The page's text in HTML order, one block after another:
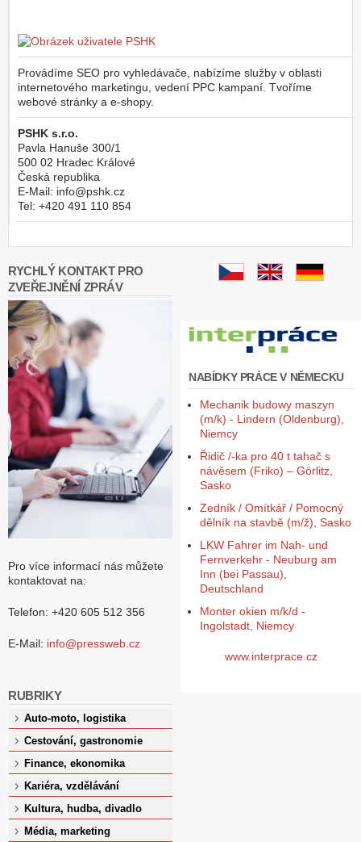
Provádíme SEO pro vyhledávače, nabízíme služby v oblasti
internetového marketingu, vedení PPC kampaní. Tvoříme
webové stránky a e-shopy.
PSHK s.r.o.
Pavla Hanuše 300/1
500 02 Hradec Králové
Česká republika
E-Mail: info@pshk.cz
Tel: +420 491 110 854
RYCHLÝ KONTAKT PRO
ZVEŘEJNĚNÍ ZPRÁV
Pro více informací nás můžete
kontaktovat na:
Telefon: +420 605 512 356
E-Mail: info@pressweb.cz
RUBRIKY
Auto-moto, logistika
Cestování, gastronomie
Finance, ekonomika
Kariéra, vzdělávání
Kultura, hudba, divadlo
Média, marketing
NABÍDKY PRÁCE V NĚMECKU
Mechanik budowy maszyn
(m/k) - Lindern (Oldenburg),
Niemcy
Řidič /-ka pro 40 t tahač s
návěsem (Friko) – Görlitz,
Sasko
Zedník / Omítkář / Pomocný
dělník na stavbě (m/ž), Sasko
LKW Fahrer im Nah- und
Fernverkehr - Neuburg am
Inn (bei Passau),
Deutschland
Monter okien m/k/d -
Ingolstadt, Niemcy
www.interprace.cz